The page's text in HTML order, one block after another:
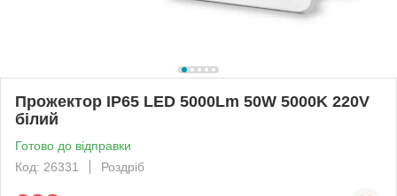
Прожектор IP65 LED 5000Lm 50W 5000K 220V
білий
Готово до відправки
Код: 26331
Роздріб